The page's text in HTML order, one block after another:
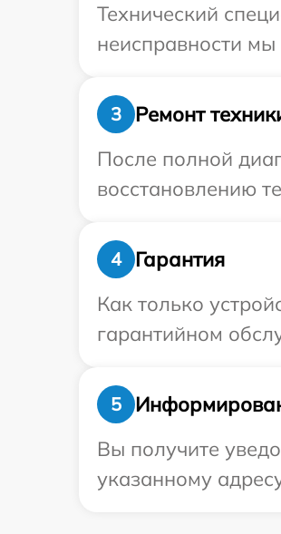
Технический
неисправности
3
Ремонт
После полной
восстановлению
4
Гарантия
Как только
гарантийном
5
Вы получите
указанному